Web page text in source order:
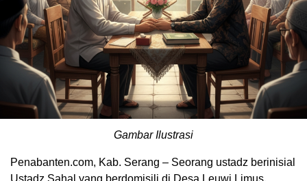
Gambar Ilustrasi
Penabanten.com, Kab. Serang – Seorang ustadz berinisial
Ustadz Sahal yang berdomisili di Desa Leuwi Limus,